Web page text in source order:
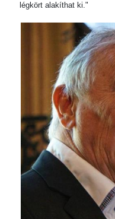
légkört alakíthat ki."